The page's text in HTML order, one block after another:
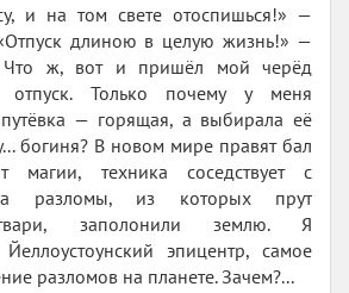
и на том свете отоспишься!» —
длиною в целую жизнь!» —
Что ж, вот и пришёл мой черёд
отпуск. Только почему у меня
— горящая, а выбирала её
богиня? В новом мире правят бал
магии, техника соседствует с
а разломы, из которых прут
заполонили землю. Я
эпицентр, самое
разломов на планете. Зачем?...